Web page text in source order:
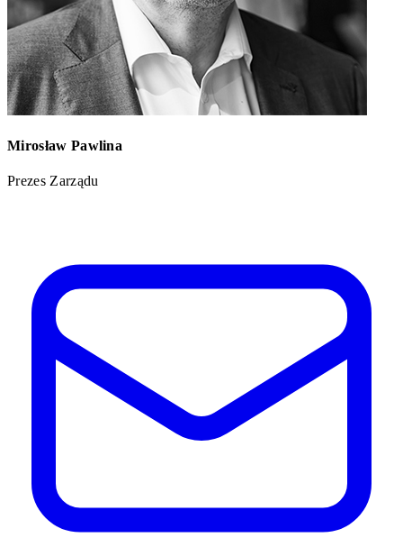
Mirosław Pawlina
Prezes Zarządu